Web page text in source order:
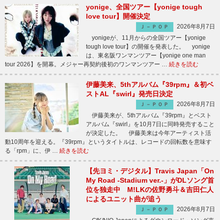
yonige、全国ツアー【yonige tough
love tour】開催決定
Ｊ－ＰＯＰ
2026年8月7日
yonigeが、11月からの全国ツアー【yonige
tough love tour】の開催を発表した。 yonige
は、東名阪ワンマンツアー【yonige one man
tour 2026】を開幕。メジャー再契約後初のワンマンツアー … 続きを読む
伊藤美来、5thアルバム『39rpm』＆初ベ
ストAL『swirl』発売日決定
Ｊ－ＰＯＰ
2026年8月7日
伊藤美来が、5thアルバム『39rpm』とベスト
アルバム『swirl』を10月7日に同時発売すること
が決定した。 伊藤美来は今年アーティスト活
動10周年を迎える。『39rpm』というタイトルは、レコードの回転数を意味す
る「rpm」に、伊 … 続きを読む
【先ヨミ・デジタル】Travis Japan「On
My Road -Stadium ver.-」がDLソング首
位を独走中 M!LKの佐野勇斗＆吉田仁人
によるユニット曲が追う
Ｊ－ＰＯＰ
2026年8月7日